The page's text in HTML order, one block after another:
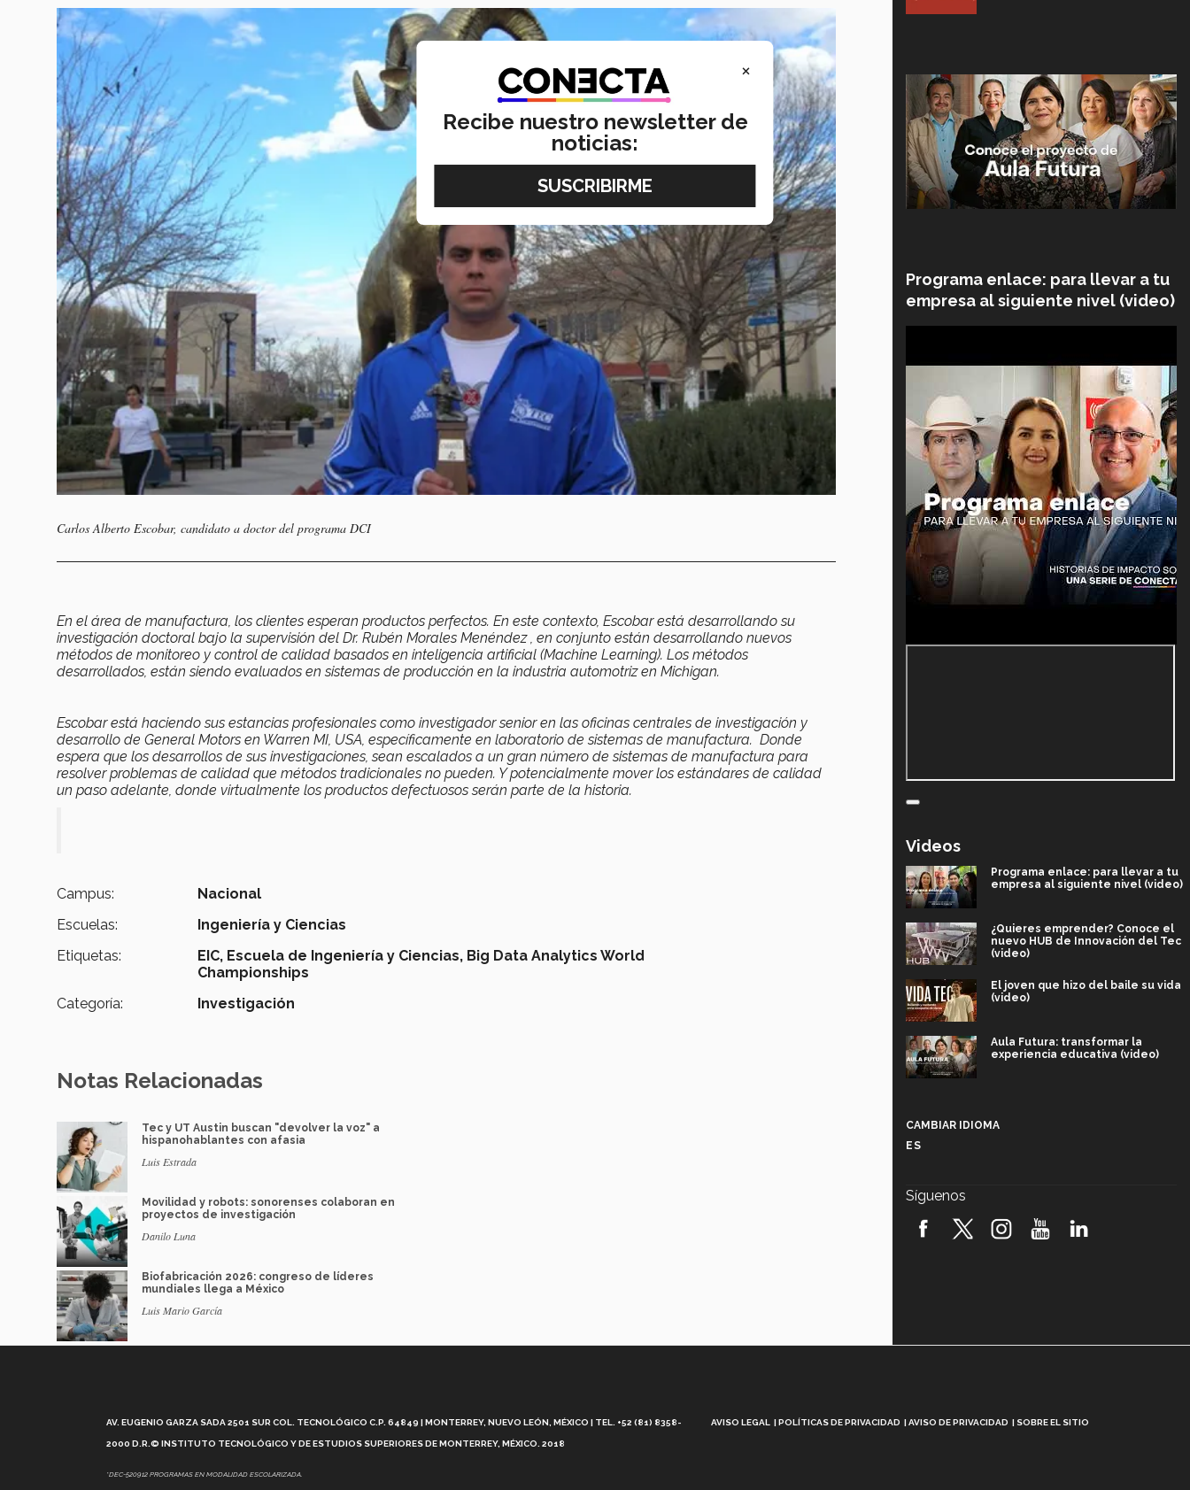
Carlos Alberto Escobar, candidato a doctor del programa DCI
En el área de manufactura, los clientes esperan productos perfectos. En este contexto, Escobar está desarrollando su
investigación doctoral bajo la supervisión del Dr. Rubén Morales Menéndez , en conjunto están desarrollando nuevos
métodos de monitoreo y control de calidad basados en inteligencia artificial (Machine Learning). Los métodos
desarrollados, están siendo evaluados en sistemas de producción en la industria automotriz en Michigan.
Escobar está haciendo sus estancias profesionales como investigador senior en las oficinas centrales de investigación y
desarrollo de General Motors en Warren MI, USA, específicamente en laboratorio de sistemas de manufactura. Donde
espera que los desarrollos de sus investigaciones, sean escalados a un gran número de sistemas de manufactura para
resolver problemas de calidad que métodos tradicionales no pueden. Y potencialmente mover los estándares de calidad
un paso adelante, donde virtualmente los productos defectuosos serán parte de la historia.
Campus:
Nacional
Escuelas:
Ingeniería y Ciencias
Etiquetas:
EIC, Escuela de Ingeniería y Ciencias, Big Data Analytics World
Championships
Categoría:
Investigación
Notas Relacionadas
Tec y UT Austin buscan "devolver la voz" a
hispanohablantes con afasia
Luis Estrada
Movilidad y robots: sonorenses colaboran en
proyectos de investigación
Danilo Luna
Biofabricación 2026: congreso de líderes
mundiales llega a México
Luis Mario García
Programa enlace: para llevar a tu
empresa al siguiente nivel (video)
Videos
Programa enlace: para llevar a tu
empresa al siguiente nivel (video)
¿Quieres emprender? Conoce el
nuevo HUB de Innovación del Tec
(video)
El joven que hizo del baile su vida
(video)
Aula Futura: transformar la
experiencia educativa (video)
robótica FIRST 2026! (video)
CAMBIAR IDIOMA
ES
Síguenos
AV. EUGENIO GARZA SADA 2501 SUR COL. TECNOLÓGICO C.P. 64849 | MONTERREY, NUEVO LEÓN, MÉXICO | TEL. +52 (81) 8358-
2000 D.R.© INSTITUTO TECNOLÓGICO Y DE ESTUDIOS SUPERIORES DE MONTERREY, MÉXICO. 2018
*DEC-520912 PROGRAMAS EN MODALIDAD ESCOLARIZADA.
AVISO LEGAL POLÍTICAS DE PRIVACIDAD AVISO DE PRIVACIDAD SOBRE EL SITIO
×
Recibe nuestro newsletter de
noticias: